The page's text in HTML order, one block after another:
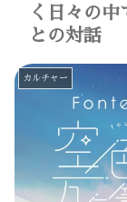
く日々の
との対話
カルチャー